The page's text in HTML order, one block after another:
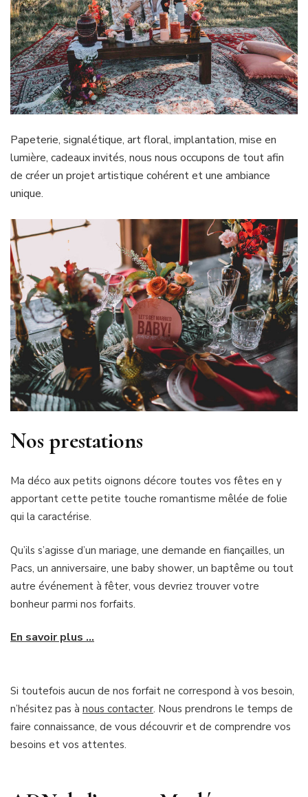
Papeterie, signalétique, art floral, implantation, mise en
lumière, cadeaux invités, nous nous occupons de tout afin
de créer un projet artistique cohérent et une ambiance
unique.
Nos prestations
Ma déco aux petits oignons décore toutes vos fêtes en y
apportant cette petite touche romantisme mêlée de folie
qui la caractérise.
Qu’ils s’agisse d’un mariage, une demande en fiançailles, un
Pacs, un anniversaire, une baby shower, un baptême ou tout
autre événement à fêter, vous devriez trouver votre
bonheur parmi nos forfaits.
En savoir plus …
Si toutefois aucun de nos forfait ne correspond à vos besoin,
n’hésitez pas à nous contacter. Nous prendrons le temps de
faire connaissance, de vous découvrir et de comprendre vos
besoins et vos attentes.